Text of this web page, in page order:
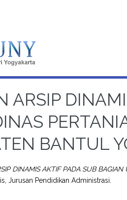
ARSIP
BANTUL
DINAMIS AKTIF PADA SUB
Jurusan Pendidikan Administrasi.